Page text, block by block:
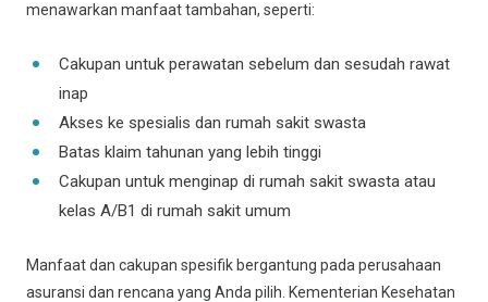
menawarkan manfaat tambahan, seperti:
Cakupan untuk perawatan sebelum dan sesudah rawat
inap
Akses ke spesialis dan rumah sakit swasta
Batas klaim tahunan yang lebih tinggi
Cakupan untuk menginap di rumah sakit swasta atau
kelas A/B1 di rumah sakit umum
Manfaat dan cakupan spesifik bergantung pada perusahaan
asuransi dan rencana yang Anda pilih. Kementerian Kesehatan